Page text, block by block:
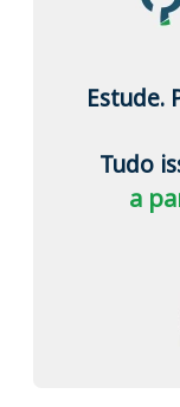
Estude.
Tudo
a